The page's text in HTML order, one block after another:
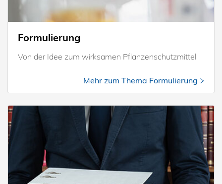
Formulierung
Von der Idee zum wirksamen Pflanzenschutzmittel
Mehr zum Thema Formulierung